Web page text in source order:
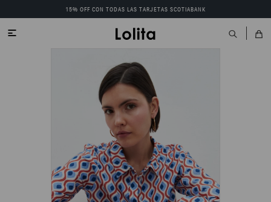
15% OFF CON TODAS LAS TARJETAS SCOTIABANK
